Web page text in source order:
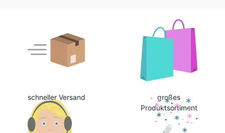
schneller Versand
großes
Produktsortiment